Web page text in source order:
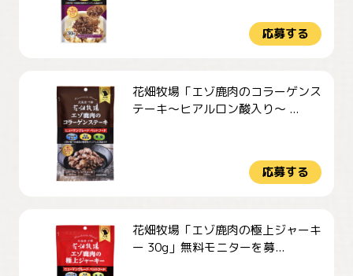
応募する
花畑牧場「エゾ鹿肉のコラーゲンス
テーキ～ヒアルロン酸入り～ ...
応募する
花畑牧場「エゾ鹿肉の極上ジャーキ
ー 30g」無料モニターを募...